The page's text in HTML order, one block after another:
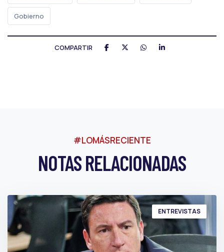
Gobierno
COMPARTIR
#LOMÁSRECIENTE
NOTAS RELACIONADAS
ENTREVISTAS